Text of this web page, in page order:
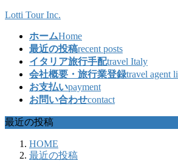
コ
ッ
プ
ナ
移
動
Lotti Tour Inc.
ホームHome
最近の投稿recent posts
イタリア旅行手配travel Italy
会社概要・旅行業登録travel agent
お支払いpayment
お問い合わせcontact
最近の投稿
HOME
最近の投稿